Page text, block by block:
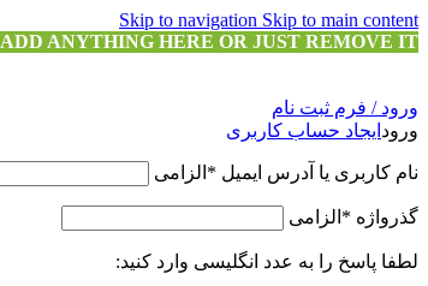
Skip to navigation Skip to main content
ADD ANYTHING HERE OR JUST REMOVE IT…
ورود / فرم ثبت نام
ورود ایجاد حساب کاربری
نام کاربری یا آدرس ایمیل * الزامی
گذرواژه * الزامی
لطفا پاسخ را به عدد انگلیسی وارد کنید: